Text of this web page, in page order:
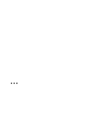
...